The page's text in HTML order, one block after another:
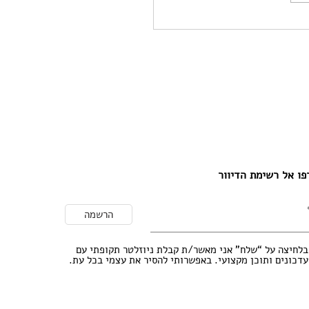
אל רשימת הדיוור
הרשמה
בלחיצה על “שלח” אני מאשר/ת קבלת ניוזלטר תקופתי עם
עדכונים ותוכן מקצועי. באפשרותי להסיר את עצמי בכל עת.